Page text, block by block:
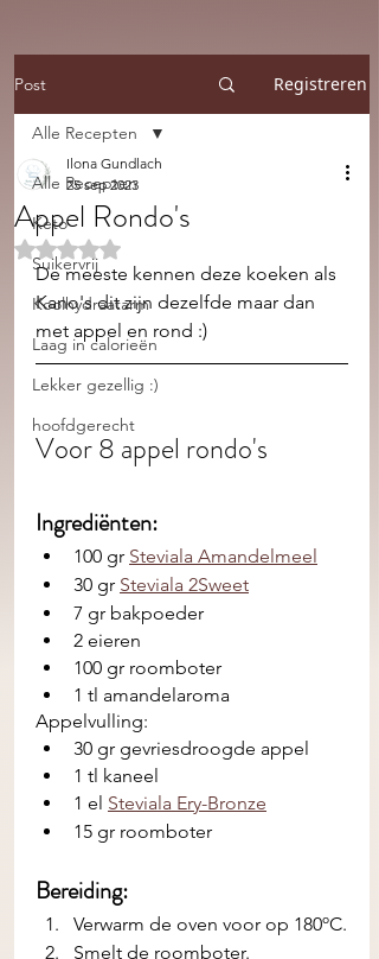
Post Registreren
Alle Recepten
Keto
Suikervrij
Koolhydraatarm
Laag in calorieën
Lekker gezellig :)
hoofdgerecht
Alle Recepten
Appel Rondo's
Ilona Gundlach
25 sep 2023
Beoordeeld met NaN uit 5 sterren.
De meeste kennen deze koeken als
Kano's dit zijn dezelfde maar dan
met appel en rond :)
Voor 8 appel rondo's
Ingrediënten:
100 gr Steviala Amandelmeel
30 gr Steviala 2Sweet
7 gr bakpoeder
2 eieren
100 gr roomboter
1 tl amandelaroma
Appelvulling:
30 gr gevriesdroogde appel
1 tl kaneel
1 el Steviala Ery-Bronze
15 gr roomboter
Bereiding:
Verwarm de oven voor op 180ºC.
Smelt de roomboter.